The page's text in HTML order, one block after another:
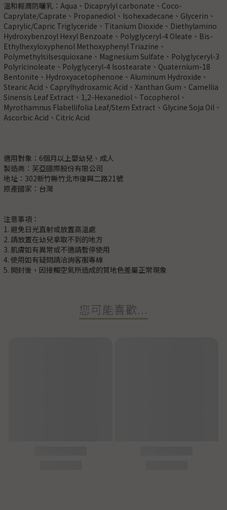
溫和輕潤防曬乳：Aqua、Dicaprylyl carbonate、Coco-
Caprylate/Caprate、Propanediol、Isohexadecane、Glycerin、
Caprylic/Capric Triglyceride、Titanium Dioxide、Diethylamino
Hydroxybenzoyl Hexyl Benzoate、Polyglyceryl-4 Oleate、Bis-
Ethylhexyloxyphenol Methoxyphenyl Triazine、
Polymethylsilsesquioxane、Magnesium Sulfate、Polyglyceryl-3
Polyricinoleate、Polyglyceryl-4 Isostearate、Quaternium-18
Bentonite、Hydroxyacetophenone、Aluminum Hydroxide、
Stearic Acid、Caprylhydroxamic Acid、Xanthan Gum、Camellia
Sinensis Leaf Extract、1,2-Hexanediol、Tocopherol、
Myrothamnus Flabellifolia Leaf/Stem Extract、Glycine Soja Oil、
Ascorbic Acid、Citric Acid
適用對象：6個月以上嬰幼兒、成人
製造商：芙亞國際股份有限公司
地址：302新竹縣竹北市復興二路21號
原產國家：台灣
注意事項：
1. 避免日光直射或放置高溫處
2. 請放置在幼兒拿取不到的地方
3. 肌膚如有異常或不適請暫停使用
4. 使用如有疑問請洽詢客服專線
5. 開封後，因接觸空氣所造成的質地色差屬正常現象
您可能喜歡...